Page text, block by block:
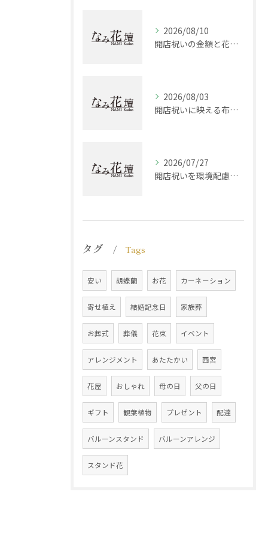
2026/08/10
開店祝いの金額と花ギフトの選び方を徹底解説
2026/08/03
開店祝いに映える布製品選びと兵庫県西宮市加古郡稲美町で贈る最適な組み合わせ方
2026/07/27
開店祝いを環境配慮で選ぶ現代志向ギフトとマナーの最新ガイド
タグ Tags
安い 胡蝶蘭 お花 カーネーション
寄せ植え 結婚記念日 家族葬
お葬式 葬儀 花束 イベント
アレンジメント あたたかい 西宮
花屋 おしゃれ 母の日 父の日
ギフト 観葉植物 プレゼント 配達
バルーンスタンド バルーンアレンジ
スタンド花